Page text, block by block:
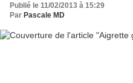
Publié le 11/02/2013 à 15:29
Par Pascale MD